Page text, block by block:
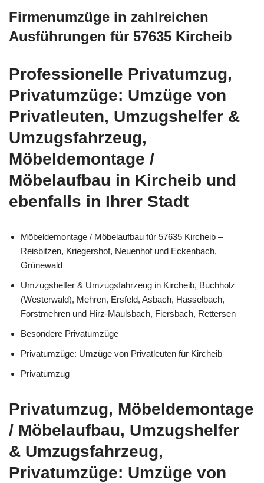
Firmenumzüge in zahlreichen
Ausführungen für 57635 Kircheib
Professionelle Privatumzug,
Privatumzüge: Umzüge von
Privatleuten, Umzugshelfer &
Umzugsfahrzeug,
Möbeldemontage /
Möbelaufbau in Kircheib und
ebenfalls in Ihrer Stadt
Möbeldemontage / Möbelaufbau für 57635 Kircheib –
Reisbitzen, Kriegershof, Neuenhof und Eckenbach,
Grünewald
Umzugshelfer & Umzugsfahrzeug in Kircheib, Buchholz
(Westerwald), Mehren, Ersfeld, Asbach, Hasselbach,
Forstmehren und Hirz-Maulsbach, Fiersbach, Rettersen
Besondere Privatumzüge
Privatumzüge: Umzüge von Privatleuten für Kircheib
Privatumzug
Privatumzug, Möbeldemontage
/ Möbelaufbau, Umzugshelfer
& Umzugsfahrzeug,
Privatumzüge: Umzüge von